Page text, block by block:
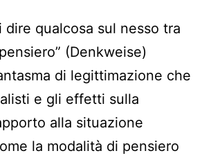
dire qualcosa sul nesso tra
(Denkweise)
di legittimazione che
e gli effetti sulla
alla situazione
la modalità di pensiero